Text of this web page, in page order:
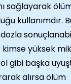
sağlayarak
kullanımdır.
dozla
kimse yüksek
gibi başka
alırsa ölüm